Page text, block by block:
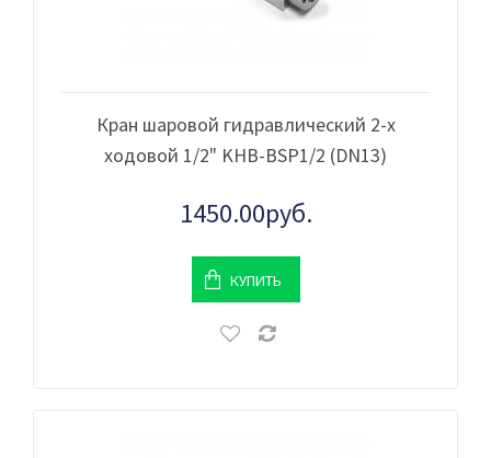
Кран шаровой гидравлический 2-х
ходовой 1/2" KHB-BSP1/2 (DN13)
1450.00руб.
КУПИТЬ